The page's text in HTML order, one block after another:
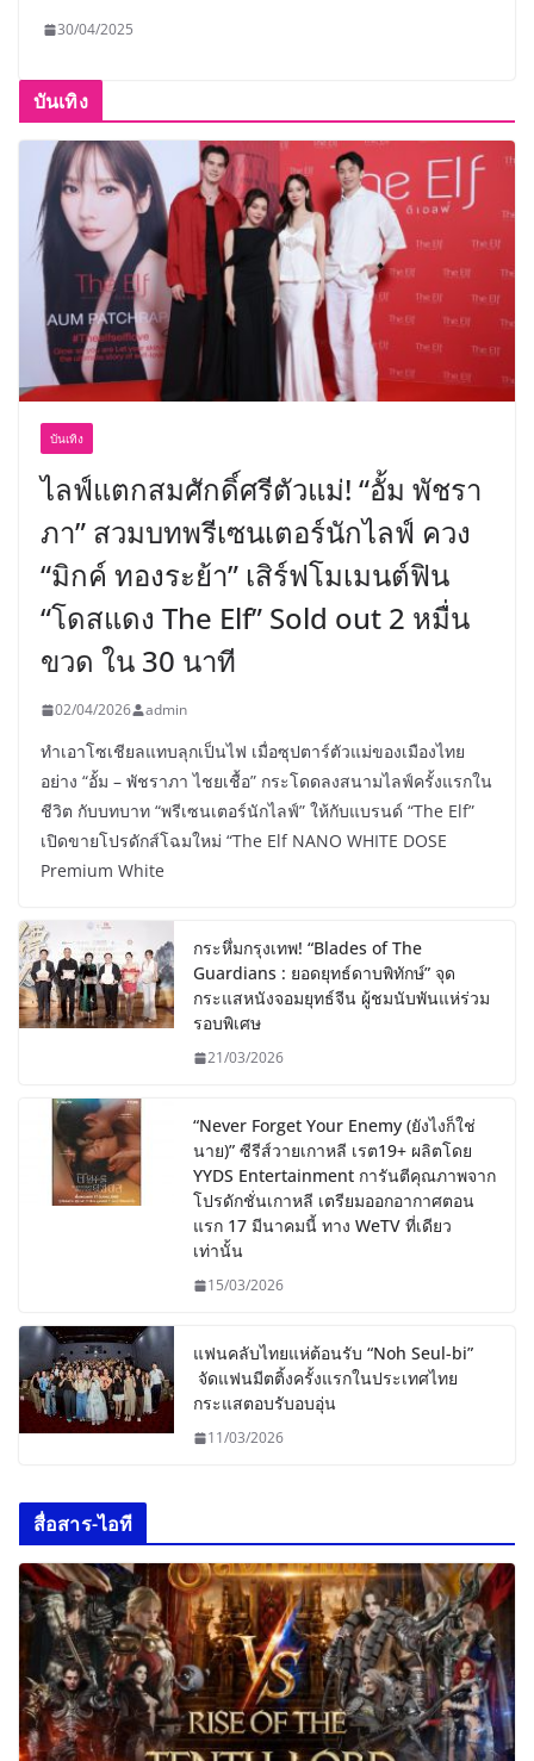
30/04/2025
บันเทิง
บันเทิง
ไลฟ์แตกสมศักดิ์ศรีตัวแม่! “อั้ม พัชรา
ภา” สวมบทพรีเซนเตอร์นักไลฟ์ ควง
“มิกค์ ทองระย้า” เสิร์ฟโมเมนต์ฟิน
“โดสแดง The Elf” Sold out 2 หมื่น
ขวด ใน 30 นาที
02/04/2026 admin
ทำเอาโซเชียลแทบลุกเป็นไฟ เมื่อซุปตาร์ตัวแม่ของเมืองไทย
อย่าง “อั้ม – พัชราภา ไชยเชื้อ” กระโดดลงสนามไลฟ์ครั้งแรกใน
ชีวิต กับบทบาท “พรีเซนเตอร์นักไลฟ์” ให้กับแบรนด์ “The Elf”
เปิดขายโปรดักส์โฉมใหม่ “The Elf NANO WHITE DOSE
Premium White
กระหึ่มกรุงเทพ! “Blades of The
Guardians : ยอดยุทธ์ดาบพิทักษ์” จุด
กระแสหนังจอมยุทธ์จีน ผู้ชมนับพันแห่ร่วม
รอบพิเศษ
21/03/2026
“Never Forget Your Enemy (ยังไงก็ใช่
นาย)” ซีรีส์วายเกาหลี เรต19+ ผลิตโดย
YYDS Entertainment การันตีคุณภาพจาก
โปรดักชั่นเกาหลี เตรียมออกอากาศตอน
แรก 17 มีนาคมนี้ ทาง WeTV ที่เดียว
เท่านั้น
15/03/2026
แฟนคลับไทยแห่ต้อนรับ “Noh Seul-bi”
จัดแฟนมีตติ้งครั้งแรกในประเทศไทย
กระแสตอบรับอบอุ่น
11/03/2026
สื่อสาร-ไอที